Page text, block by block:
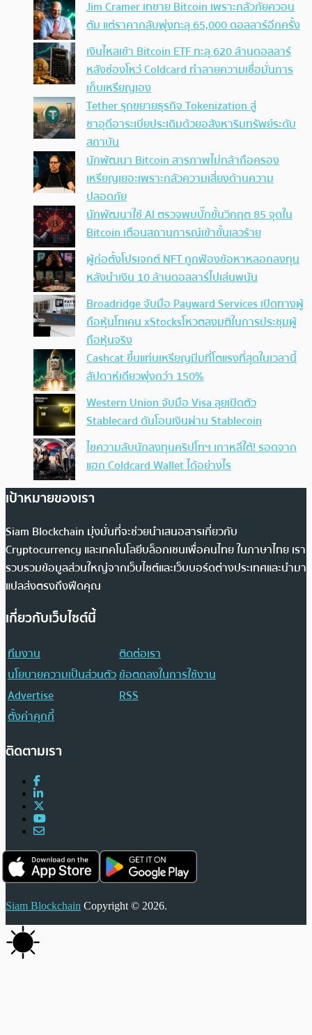
Jim Cramer เทขาย Bitcoin เพราะกลัวภัยควอน
ตัม แต่ราคากลับพุ่งทะลุ 65,000 ดอลลาร์อีกครั้ง
เงินไหลเข้า Bitcoin ETF ทะลุ 620 ล้านดอลลาร์
หลังช่องโหว่ Coldcard ทำลายความเชื่อมั่นการ
เก็บเหรียญเอง
Tether รุกขยายธุรกิจ Tokenization สู่
ซาอุดีอาระเบียประเดิมด้วยอสังหาริมทรัพย์ระดับ
สถาบัน
นักพัฒนา Bitcoin สารภาพไม่กล้าถือครอง
เหรียญเยอะเพราะกลัวความเสี่ยงด้านความ
ปลอดภัย
นักพัฒนาใช้ AI ตรวจพบบั๊กขั้นวิกฤต 85 จุดใน
Bitcoin เตือนสถานการณ์เข้าขั้นเลวร้าย
ผู้ก่อตั้งโปรเจกต์ NFT ถูกฟ้องข้อหาหลอกลงทุน
หลังนำเงิน 10 ล้านดอลลาร์ไปเล่นพนัน
Broadridge จับมือ Payward Services เปิดทางผู้
ถือหุ้นโทเคน xStocksโหวตลงมติในการประชุมผู้
ถือหุ้นจริง
Cashcat ขึ้นแท่นเหรียญมีมที่โตแรงที่สุดในเวลานี้
สัปดาห์เดียวพุ่งกว่า 150%
Western Union จับมือ Visa ลุยเปิดตัว
Stablecard ดันโอนเงินผ่าน Stablecoin
ไขความลับนักลงทุนคริปโทฯ เกาหลีใต้! รอดจาก
แฮก Coldcard Wallet ได้อย่างไร
เป้าหมายของเรา
Siam Blockchain มุ่งมั่นที่จะช่วยนำเสนอสารเกี่ยวกับ
Cryptocurrency และเทคโนโลยีบล็อกเชนเพื่อคนไทย ในภาษาไทย เรา
รวบรวมข้อมูลส่วนใหญ่จากเว็บไซต์และเว็บบอร์ดต่างประเทศและนำมา
แปลส่งตรงถึงฟีดคุณ
เกี่ยวกับเว็บไซต์นี้
ทีมงาน
ติดต่อเรา
นโยบายความเป็นส่วนตัวข้อตกลงในการใช้งาน
Advertise
RSS
ตั้งค่าคุกกี้
ติดตามเรา
Siam Blockchain Copyright © 2026.